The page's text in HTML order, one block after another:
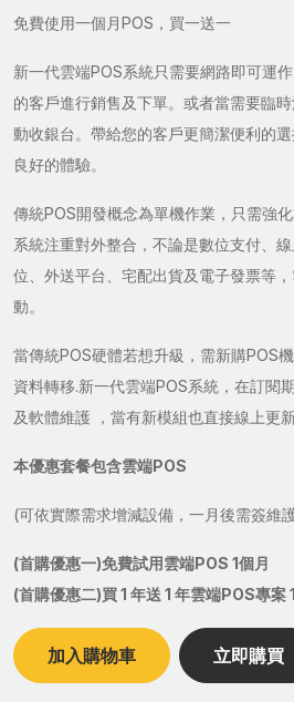
免費使用一個月POS，買一送一
新一代雲端POS系統只需要網路即可運
的客戶進行銷售及下單。或者當需要臨
動收銀台。帶給您的客戶更簡潔便利的
良好的體驗。
傳統POS開發概念為單機作業，只需強
系統注重對外整合，不論是數位支付、
位、外送平台、宅配出貨及電子發票等
動。
當傳統POS硬體若想升級，需新購POS
資料轉移.新一代雲端POS系統，在訂閱
及軟體維護 ，當有新模組也直接線上更
本優惠套餐包含雲端POS
(可依實際需求增減設備，一月後需簽維
(首購優惠一)免費試用雲端POS 1個月
(首購優惠二)買 1 年送 1 年雲端POS專
加入購物車 立即購買